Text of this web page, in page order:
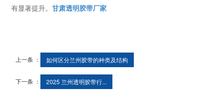
有显著提升。甘肃透明胶带厂家
上一条 ： 如何区分兰州胶带的种类及结构
下一条 ： 2025 兰州透明胶带行...